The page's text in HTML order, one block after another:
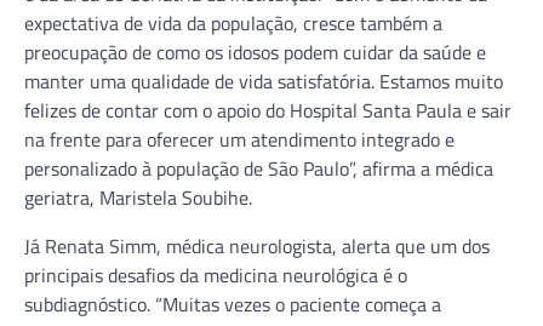
expectativa de vida da população, cresce também a
preocupação de como os idosos podem cuidar da saúde e
manter uma qualidade de vida satisfatória. Estamos muito
felizes de contar com o apoio do Hospital Santa Paula e sair
na frente para oferecer um atendimento integrado e
personalizado à população de São Paulo”, afirma a médica
geriatra, Maristela Soubihe.
Já Renata Simm, médica neurologista, alerta que um dos
principais desafios da medicina neurológica é o
subdiagnóstico. “Muitas vezes o paciente começa a